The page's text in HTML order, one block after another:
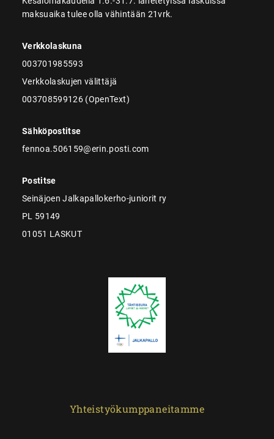
maksuaika tulee olla vähintään 21vrk.
Verkkolaskuna
003701985593
Verkkolaskujen välittäjä
003708599126 (OpenText)
Sähköpostitse
fennoa.506159@erin.posti.com
Postitse
Seinäjoen Jalkapallokerho-juniorit ry
PL 59149
01051 LASKUT
Yhteistyökumppaneitamme